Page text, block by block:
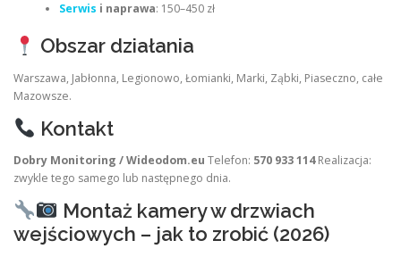
Serwis i naprawa: 150–450 zł
Obszar działania
Warszawa, Jabłonna, Legionowo, Łomianki, Marki, Ząbki, Piaseczno, całe
Mazowsze.
Kontakt
Dobry Monitoring / Wideodom.eu Telefon: 570 933 114Realizacja:
zwykle tego samego lub następnego dnia.
Montaż kamery w drzwiach
wejściowych – jak to zrobić (2026)